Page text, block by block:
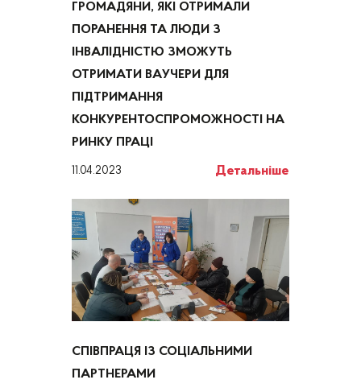
ГРОМАДЯНИ, ЯКІ ОТРИМАЛИ
ПОРАНЕННЯ ТА ЛЮДИ З
ІНВАЛІДНІСТЮ ЗМОЖУТЬ
ОТРИМАТИ ВАУЧЕРИ ДЛЯ
ПІДТРИМАННЯ
КОНКУРЕНТОСПРОМОЖНОСТІ НА
РИНКУ ПРАЦІ
11.04.2023 Детальніше
СПІВПРАЦЯ ІЗ СОЦІАЛЬНИМИ
ПАРТНЕРАМИ